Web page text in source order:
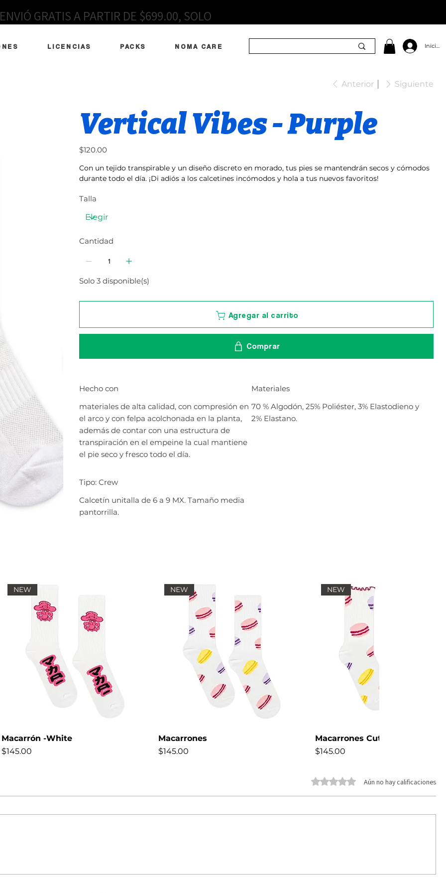
ENVIÓ GRATIS A PARTIR DE $699.00, SOLO
LICENCIAS PACKS NOMA CARE Iniciar
Anterior Siguiente
Vertical Vibes - Purple
Precio
$120.00
Con un tejido transpirable y un diseño discreto en morado, tus pies se mantendrán secos y cómodos
durante todo el día. ¡Di adiós a los calcetines incómodos y hola a tus nuevos favoritos!
Talla
Cantidad
Solo 3 disponible(s)
Agregar al carrito
Comprar
Hecho con
materiales de alta calidad, con compresión en
el arco y con felpa acolchonada en la planta,
además de contar con una estructura de
transpiración en el empeine la cual mantiene
el pie seco y fresco todo el día.
Materiales
70 % Algodón, 25% Poliéster, 3% Elastodieno y
2% Elastano.
Tipo: Crew
Calcetín unitalla de 6 a 9 MX. Tamaño media
pantorrilla.
NEW
Macarrón -White
Precio
$145.00
NEW
Macarrones
Precio
$145.00
NEW
Macarrones Cute
Precio
$145.00
Obtuvo 0 de 5 estrellas.Aún no hay calificaciones